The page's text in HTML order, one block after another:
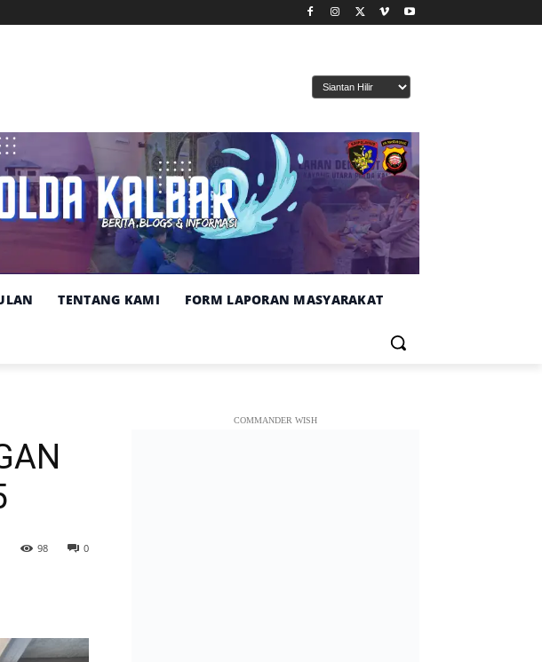
TENTANG KAMI FORM LAPORAN MASYARAKAT
0
98
COMMANDER WISH